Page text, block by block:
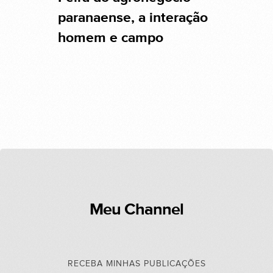
paranaense, a interação
homem e campo
Meu Channel
RECEBA MINHAS PUBLICAÇÕES